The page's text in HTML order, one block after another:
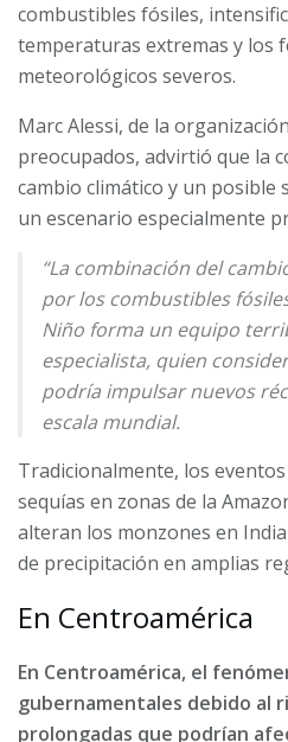
combustibles fósiles,
temperaturas extremas y los
meteorológicos severos.
Marc Alessi, de la
preocupados, advirtió que la
cambio climático y un posible
un escenario especialmente
“La combinación del
por los combustibles
Niño forma un equipo
especialista, quien
podría impulsar nuevos
escala mundial.
Tradicionalmente, los
sequías en zonas de la
alteran los monzones en
de precipitación en amplias
En Centroamérica
En Centroamérica, el
gubernamentales debido al
prolongadas que podrían